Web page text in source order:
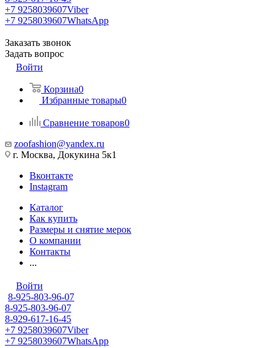
+7 9258039607Viber
+7 9258039607WhatsApp
Заказать звонок
Задать вопрос
Войти
Корзина0
Избранные товары0
Сравнение товаров0
zoofashion@yandex.ru
г. Москва, Докукина 5к1
Вконтакте
Instagram
Каталог
Как купить
Размеры и снятие мерок
О компании
Контакты
...
Войти
8-925-803-96-07
8-925-803-96-07
8-929-617-16-45
+7 9258039607Viber
+7 9258039607WhatsApp